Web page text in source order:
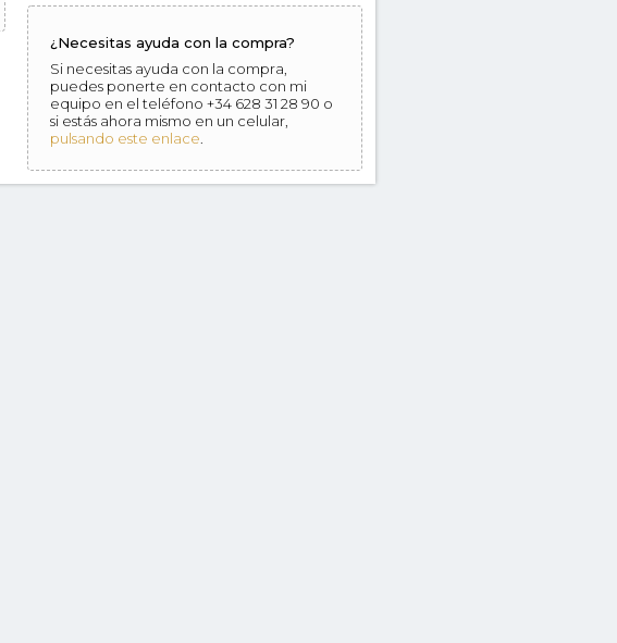
¿Necesitas ayuda con la compra?
Si necesitas ayuda con la compra,
puedes ponerte en contacto con mi
equipo en el teléfono +34 628 31 28 90 o
si estás ahora mismo en un celular,
pulsando este enlace